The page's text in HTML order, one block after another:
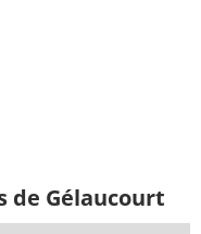
de Gélaucourt